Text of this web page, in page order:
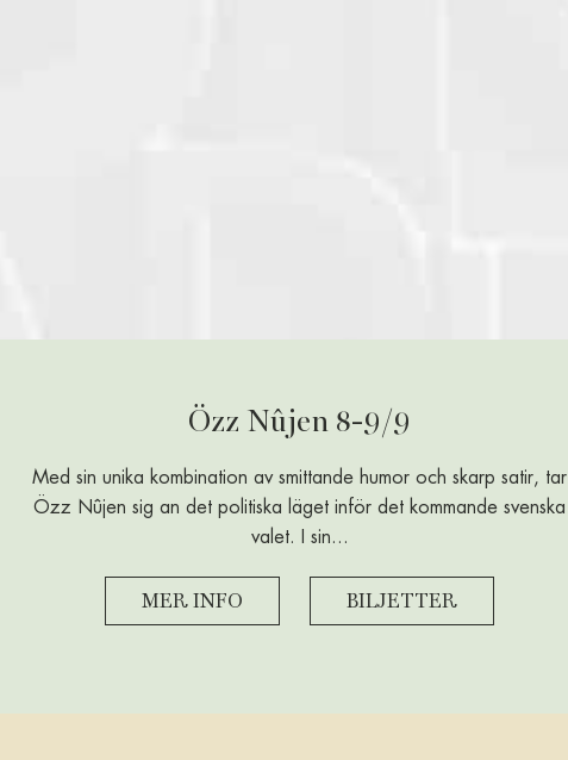
Özz Nûjen 8-9/9
Med sin unika kombination av smittande humor och skarp satir, tar
Özz Nûjen sig an det politiska läget inför det kommande svenska
valet. I sin...
MER INFO BILJETTER